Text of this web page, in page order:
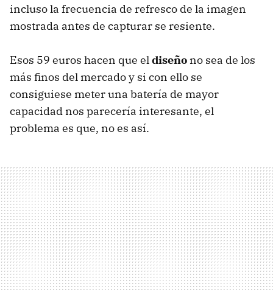
incluso la frecuencia de refresco de la imagen
mostrada antes de capturar se resiente.
Esos 59 euros hacen que eldiseño no sea de los
más finos del mercado y si con ello se
consiguiese meter una batería de mayor
capacidad nos parecería interesante, el
problema es que, no es así.